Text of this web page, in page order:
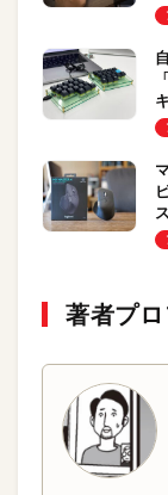
著者プ